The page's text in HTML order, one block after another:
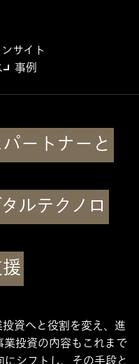
サイト
事例
ートナーと
ルテクノロ
資へと役割を変え、進
投資の内容もこれまで